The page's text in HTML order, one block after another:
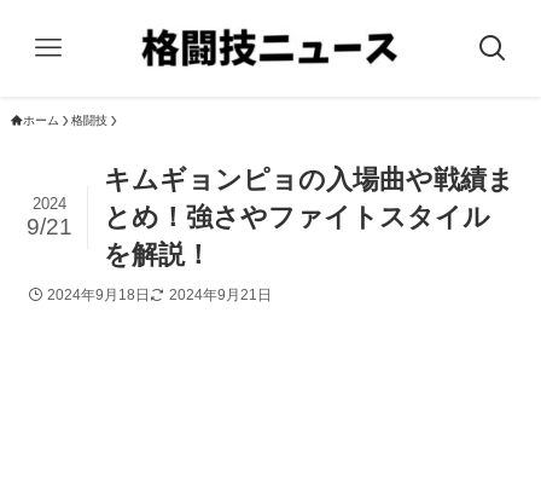
ホーム 格闘技
キムギョンピョの入場曲や戦績ま
とめ！強さやファイトスタイル
を解説！
2024
9/21
2024年9月18日 2024年9月21日